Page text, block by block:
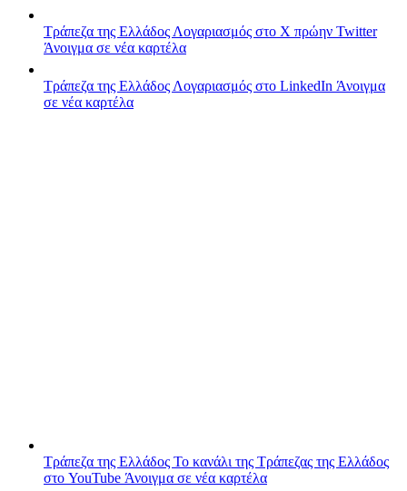
Τράπεζα της Ελλάδος Λογαριασμός στο X πρώην Twitter
Άνοιγμα σε νέα καρτέλα
Τράπεζα της Ελλάδος Λογαριασμός στο LinkedIn Άνοιγμα
σε νέα καρτέλα
Τράπεζα της Ελλάδος Το κανάλι της Τράπεζας της Ελλάδος
στο YouTube Άνοιγμα σε νέα καρτέλα